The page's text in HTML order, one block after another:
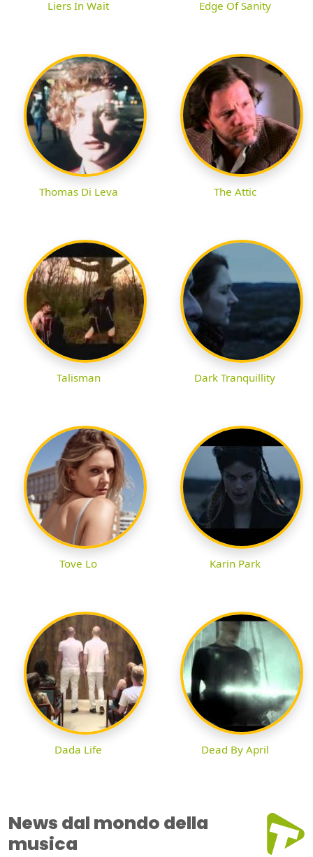
Liers In Wait Edge Of Sanity
Thomas Di Leva The Attic
Talisman Dark Tranquillity
Tove Lo Karin Park
Dada Life Dead By April
News dal mondo della
musica